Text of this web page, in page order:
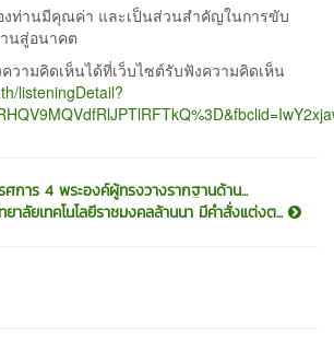
ท่านมีคุณค่า และเป็นส่วนสำคัญในการขับ
นสู่อนาคต
ามคิดเห็นได้ที่เว็บไซต์รับฟังความคิดเห็น
listeningDetail?
การ 4 พระองค์ผู้ทรงวางรากฐานด้าน...
าลัยเทคโนโลยีราชมงคลล้านนา มีคำสั่งแต่งต...